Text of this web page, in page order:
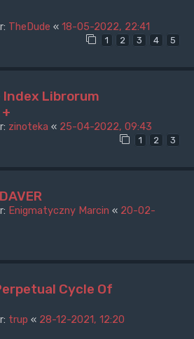
TheDude « 18-05-2022, 22:41
1 2 3 4 5
Index Librorum
zinoteka « 25-04-2022, 09:43
1 2 3
Enigmatyczny Marcin « 20-02-
Cycle Of
trup « 28-12-2021, 12:20